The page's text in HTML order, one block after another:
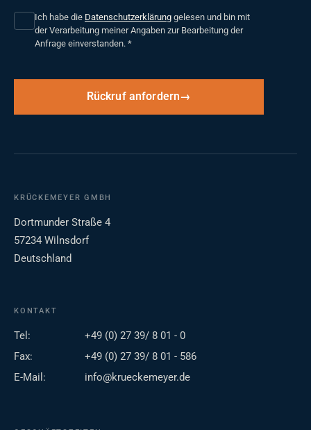
Ich habe die Datenschutzerklärung gelesen und bin mit
der Verarbeitung meiner Angaben zur Bearbeitung der
Anfrage einverstanden. *
Rückruf anfordern
KRÜCKEMEYER GMBH
Dortmunder Straße 4
57234 Wilnsdorf
Deutschland
KONTAKT
Tel:
+49 (0) 27 39/ 8 01 - 0
Fax:
+49 (0) 27 39/ 8 01 - 586
E-Mail:
info@krueckemeyer.de